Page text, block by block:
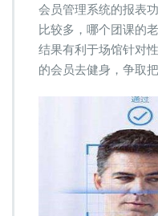
会员管理系统的报表
比较多，哪个团课的
结果有利于场馆针对
的会员去健身，争取